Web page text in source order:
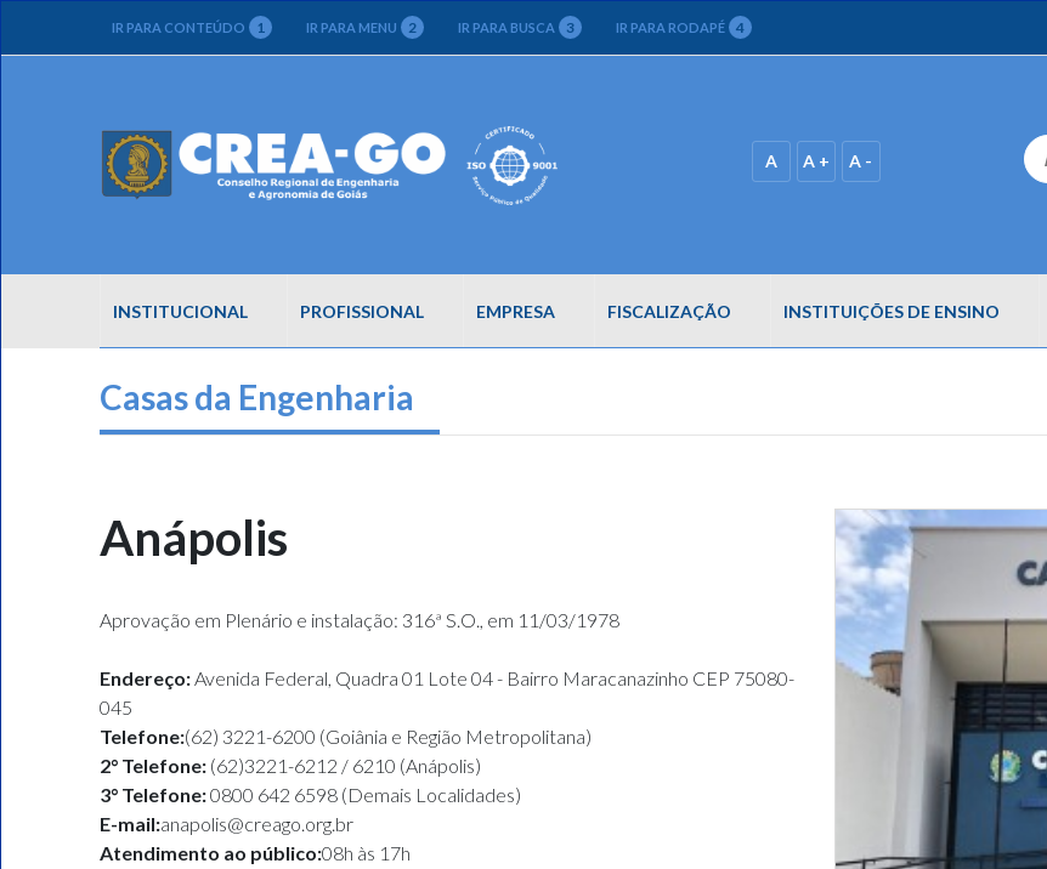
IR PARA CONTEÚDO 1 IR PARA MENU 2 IR PARA BUSCA 3 IR PARA RODAPÉ 4
A A + A -
INSTITUCIONAL PROFISSIONAL EMPRESA FISCALIZAÇÃO INSTITUIÇÕES DE ENSINO
Casas da Engenharia
Anápolis
Aprovação em Plenário e instalação: 316ª S.O., em 11/03/1978
Endereço:Avenida Federal, Quadra 01 Lote 04 - Bairro Maracanazinho CEP 75080-
045
Telefone:(62) 3221-6200 (Goiânia e Região Metropolitana)
2° Telefone:(62)3221-6212 / 6210 (Anápolis)
3° Telefone:0800 642 6598 (Demais Localidades)
E-mail:anapolis@creago.org.br
Atendimento ao público:08h às 17h